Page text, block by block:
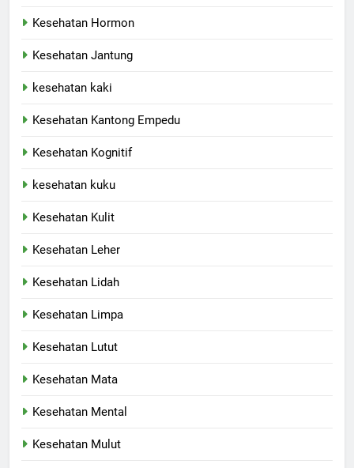
Kesehatan Hormon
Kesehatan Jantung
kesehatan kaki
Kesehatan Kantong Empedu
Kesehatan Kognitif
kesehatan kuku
Kesehatan Kulit
Kesehatan Leher
Kesehatan Lidah
Kesehatan Limpa
Kesehatan Lutut
Kesehatan Mata
Kesehatan Mental
Kesehatan Mulut